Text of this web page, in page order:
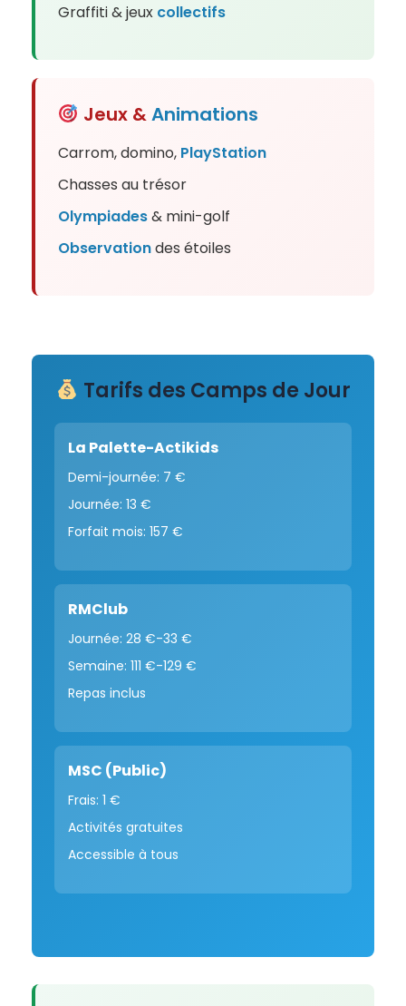
Graffiti & jeux collectifs
Jeux &Animations
Carrom, domino, PlayStation
Chasses au trésor
Olympiades& mini-golf
Observationdes étoiles
Tarifs des Camps de Jour
La Palette-Actikids
Demi-journée: 7 €
Journée: 13 €
Forfait mois: 157 €
RMClub
Journée: 28 €-33 €
Semaine: 111 €-129 €
Repas inclus
MSC (Public)
Frais: 1 €
Activités gratuites
Accessible à tous